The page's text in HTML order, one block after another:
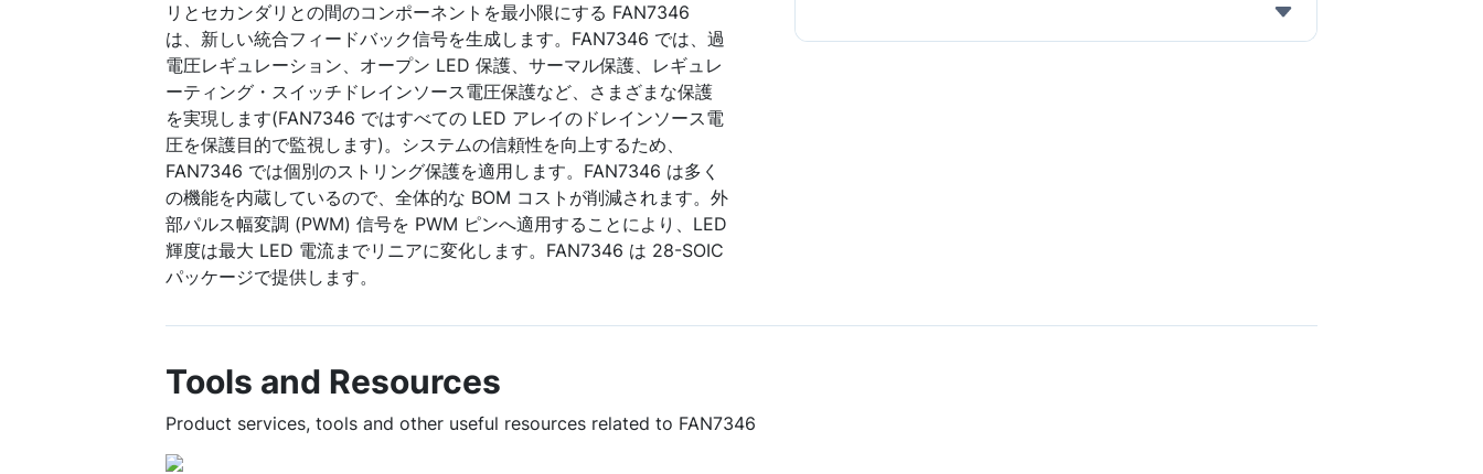
リとセカンダリとの間のコンポーネントを最小限にする FAN7346
は、新しい統合フィードバック信号を生成します。FAN7346 では、過
電圧レギュレーション、オープン LED 保護、サーマル保護、レギュレ
ーティング・スイッチドレインソース電圧保護など、さまざまな保護
を実現します(FAN7346 ではすべての LED アレイのドレインソース電
圧を保護目的で監視します)。システムの信頼性を向上するため、
FAN7346 では個別のストリング保護を適用します。FAN7346 は多く
の機能を内蔵しているので、全体的な BOM コストが削減されます。外
部パルス幅変調 (PWM) 信号を PWM ピンへ適用することにより、LED
輝度は最大 LED 電流までリニアに変化します。FAN7346 は 28-SOIC
パッケージで提供します。
Tools and Resources
Product services, tools and other useful resources related to FAN7346